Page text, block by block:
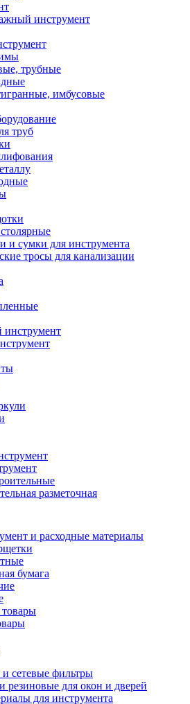
инструмент
трубные
имбусовые
труб
и сумки для инструмента
тросы для канализации
разметочная
и расходные материалы
бумага
сетевые фильтры
резиновые для окон и дверей